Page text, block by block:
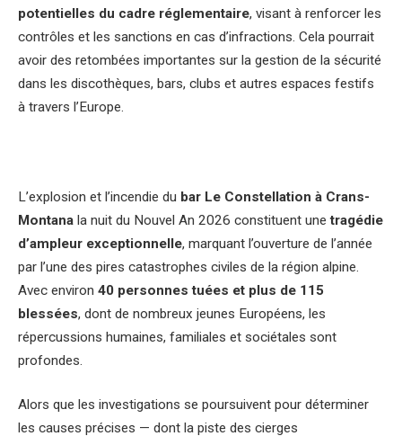
potentielles du cadre réglementaire, visant à renforcer les
contrôles et les sanctions en cas d’infractions. Cela pourrait
avoir des retombées importantes sur la gestion de la sécurité
dans les discothèques, bars, clubs et autres espaces festifs
à travers l’Europe.
L’explosion et l’incendie du bar Le Constellation à Crans-
Montana la nuit du Nouvel An 2026 constituent unetragédie
d’ampleur exceptionnelle, marquant l’ouverture de l’année
par l’une des pires catastrophes civiles de la région alpine.
Avec environ 40 personnes tuées et plus de 115
blessées, dont de nombreux jeunes Européens, les
répercussions humaines, familiales et sociétales sont
profondes.
Alors que les investigations se poursuivent pour déterminer
les causes précises — dont la piste des cierges